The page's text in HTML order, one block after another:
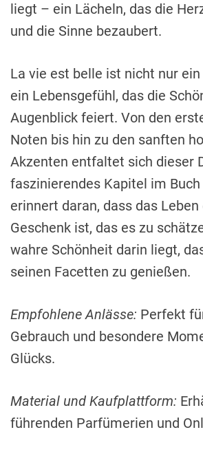
liegt – ein Lächeln, das die
und die Sinne bezaubert.
La vie est belle ist nicht nur
ein Lebensgefühl, das die
Augenblick feiert. Von den
Noten bis hin zu den sanften
Akzenten entfaltet sich dieser
faszinierendes Kapitel im Buch
erinnert daran, dass das
Geschenk ist, das es zu
wahre Schönheit darin liegt,
seinen Facetten zu genießen.
Empfohlene Anlässe: Perfekt
Gebrauch und besondere
Glücks.
Material und Kaufplattform:
führenden Parfümerien und